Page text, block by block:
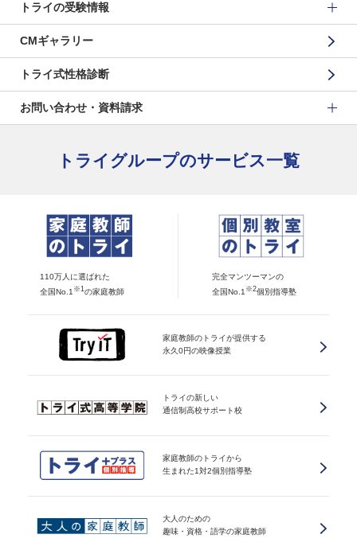
トライの受験情報
CMギャラリー
トライ式性格診断
お問い合わせ・資料請求
トライグループのサービス一覧
110万人に選ばれた
全国No.1 ※1 の家庭教師
完全マンツーマンの
全国No.1 ※2個別指導塾
家庭教師のトライが提供する
永久0円の映像授業
トライの新しい
通信制高校サポート校
家庭教師のトライから
生まれた1対2個別指導塾
大人のための
趣味・資格・語学の家庭教師